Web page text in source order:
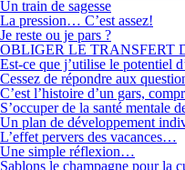
Un train de sagesse
La pression… C’est assez!
Je reste ou je pars ?
OBLIGER LE TRANSFERT
Est-ce que j’utilise le potentiel
Cessez de répondre aux
C’est l’histoire d’un gars,
S’occuper de la santé
Un plan de développement
L’effet pervers des vacances…
Une simple réflexion…
Sablons le champagne pour la